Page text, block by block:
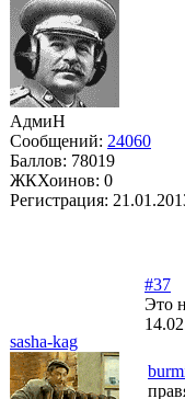
АдмиН
Сообщений: 24060
Баллов: 78019
ЖКХоинов: 0
Регистрация:
sasha-kag
#37
Это